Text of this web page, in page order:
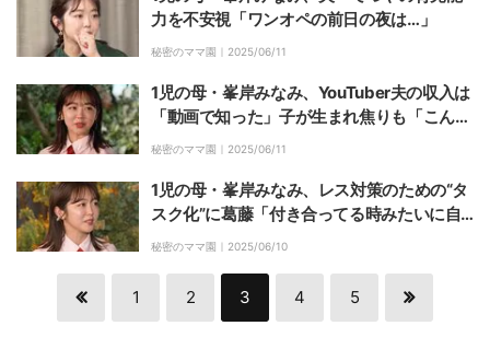
力を不安視「ワンオペの前日の夜は…」
秘密のママ園｜ 2025/06/11
1児の母・峯岸みなみ、YouTuber夫の収入は
「動画で知った」子が生まれ焦りも「こんな
不安定なことある？」
秘密のママ園｜ 2025/06/11
1児の母・峯岸みなみ、レス対策のための“タ
スク化”に葛藤「付き合ってる時みたいに自
然にイチャイチャしたい」
秘密のママ園｜ 2025/06/10
1 2 3 4 5